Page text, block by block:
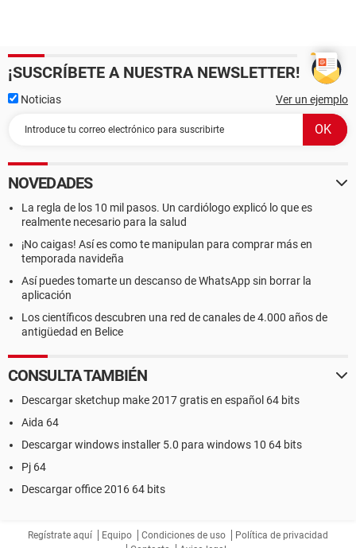
¡SUSCRÍBETE A NUESTRA NEWSLETTER!
Noticias Ver un ejemplo
NOVEDADES
La regla de los 10 mil pasos. Un cardiólogo explicó lo que es
realmente necesario para la salud
¡No caigas! Así es como te manipulan para comprar más en
temporada navideña
Así puedes tomarte un descanso de WhatsApp sin borrar la
aplicación
Los científicos descubren una red de canales de 4.000 años de
antigüedad en Belice
CONSULTA TAMBIÉN
Descargar sketchup make 2017 gratis en español 64 bits
Aida 64
Descargar windows installer 5.0 para windows 10 64 bits
Pj 64
Descargar office 2016 64 bits
Regístrate aquí Equipo Condiciones de uso
Política de privacidad